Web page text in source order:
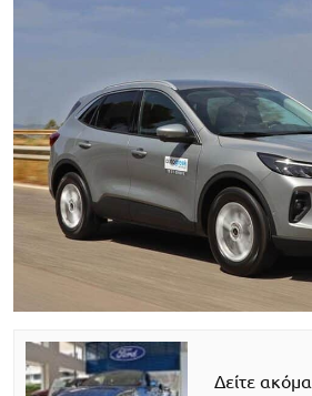
Δείτε ακόμα